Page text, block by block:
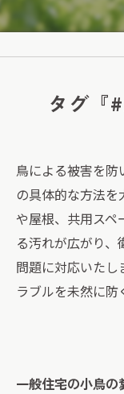
タグ『
鳥による被害を防
の具体的な方法
や屋根、共用スペ
る汚れが広がり
問題に対応いたし
ラブルを未然に防
一般住宅の小鳥の